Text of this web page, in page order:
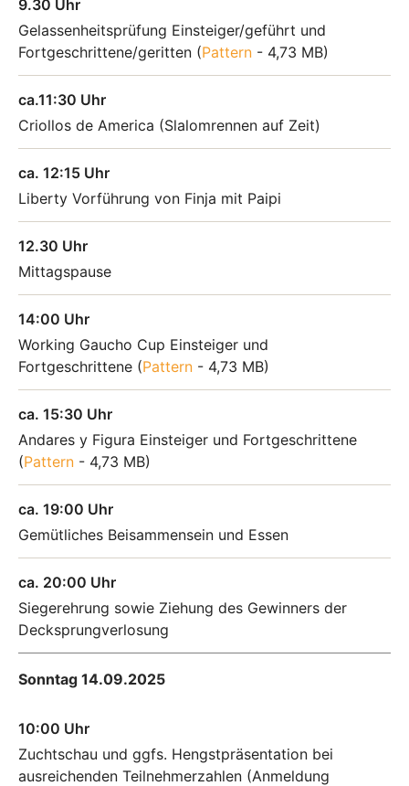
9.30 Uhr
Gelassenheitsprüfung Einsteiger/geführt und
Fortgeschrittene/geritten (Pattern - 4,73 MB)
ca.11:30 Uhr
Criollos de America (Slalomrennen auf Zeit)
ca. 12:15 Uhr
Liberty Vorführung von Finja mit Paipi
12.30 Uhr
Mittagspause
14:00 Uhr
Working Gaucho Cup Einsteiger und
Fortgeschrittene (Pattern - 4,73 MB)
ca. 15:30 Uhr
Andares y Figura Einsteiger und Fortgeschrittene
(Pattern - 4,73 MB)
ca. 19:00 Uhr
Gemütliches Beisammensein und Essen
ca. 20:00 Uhr
Siegerehrung sowie Ziehung des Gewinners der
Decksprungverlosung
Sonntag 14.09.2025
10:00 Uhr
Zuchtschau und ggfs. Hengstpräsentation bei
ausreichenden Teilnehmerzahlen (Anmeldung